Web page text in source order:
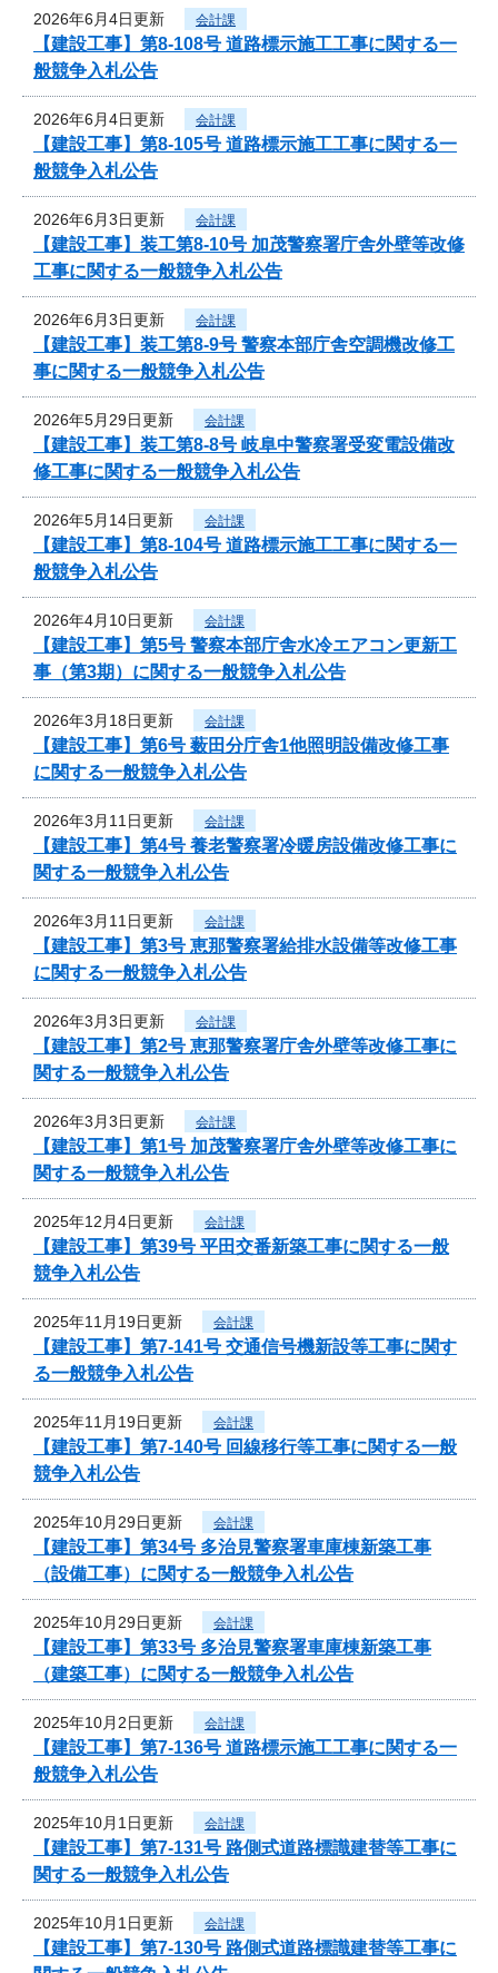
2026年6月4日更新 会計課
【建設工事】第8-108号 道路標示施工工事に関する一
般競争入札公告
2026年6月4日更新 会計課
【建設工事】第8-105号 道路標示施工工事に関する一
般競争入札公告
2026年6月3日更新 会計課
【建設工事】装工第8-10号 加茂警察署庁舎外壁等改修
工事に関する一般競争入札公告
2026年6月3日更新 会計課
【建設工事】装工第8-9号 警察本部庁舎空調機改修工
事に関する一般競争入札公告
2026年5月29日更新 会計課
【建設工事】装工第8-8号 岐阜中警察署受変電設備改
修工事に関する一般競争入札公告
2026年5月14日更新 会計課
【建設工事】第8-104号 道路標示施工工事に関する一
般競争入札公告
2026年4月10日更新 会計課
【建設工事】第5号 警察本部庁舎水冷エアコン更新工
事（第3期）に関する一般競争入札公告
2026年3月18日更新 会計課
【建設工事】第6号 薮田分庁舎1他照明設備改修工事
に関する一般競争入札公告
2026年3月11日更新 会計課
【建設工事】第4号 養老警察署冷暖房設備改修工事に
関する一般競争入札公告
2026年3月11日更新 会計課
【建設工事】第3号 恵那警察署給排水設備等改修工事
に関する一般競争入札公告
2026年3月3日更新 会計課
【建設工事】第2号 恵那警察署庁舎外壁等改修工事に
関する一般競争入札公告
2026年3月3日更新 会計課
【建設工事】第1号 加茂警察署庁舎外壁等改修工事に
関する一般競争入札公告
2025年12月4日更新 会計課
【建設工事】第39号 平田交番新築工事に関する一般
競争入札公告
2025年11月19日更新 会計課
【建設工事】第7-141号 交通信号機新設等工事に関す
る一般競争入札公告
2025年11月19日更新 会計課
【建設工事】第7-140号 回線移行等工事に関する一般
競争入札公告
2025年10月29日更新 会計課
【建設工事】第34号 多治見警察署車庫棟新築工事
（設備工事）に関する一般競争入札公告
2025年10月29日更新 会計課
【建設工事】第33号 多治見警察署車庫棟新築工事
（建築工事）に関する一般競争入札公告
2025年10月2日更新 会計課
【建設工事】第7-136号 道路標示施工工事に関する一
般競争入札公告
2025年10月1日更新 会計課
【建設工事】第7-131号 路側式道路標識建替等工事に
関する一般競争入札公告
2025年10月1日更新 会計課
【建設工事】第7-130号 路側式道路標識建替等工事に